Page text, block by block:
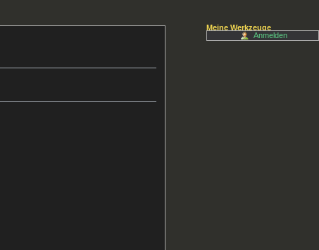
Meine Werkzeuge
Anmelden